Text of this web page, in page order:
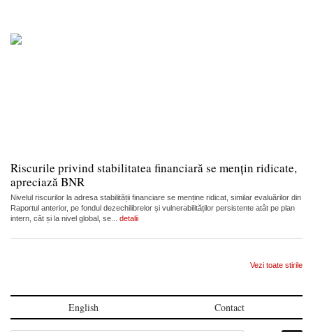
Riscurile privind stabilitatea financiară se mențin ridicate,
apreciază BNR
Nivelul riscurilor la adresa stabilității financiare se menține ridicat, similar evaluărilor din
Raportul anterior, pe fondul dezechilibrelor și vulnerabilităților persistente atât pe plan
intern, cât și la nivel global, se... detalii
Vezi toate stirile
English Contact